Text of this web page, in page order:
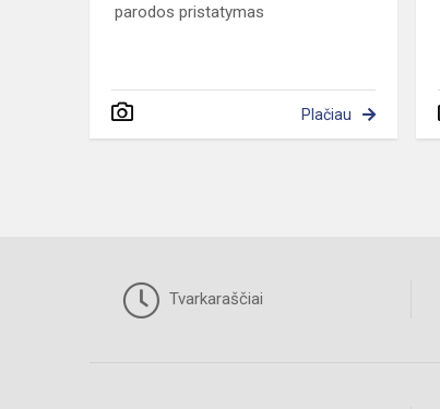
parodos pristatymas
Plačiau
Tvarkaraščiai